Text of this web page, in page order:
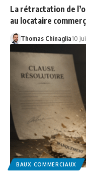
La rétractation de
au locataire
Thomas Chinaglia10
BAUX COMMERCIAUX